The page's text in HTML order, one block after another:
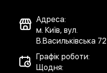
Адреса:
м. Київ, вул.
В.Васильківська 72
Графік роботи:
Щодня: